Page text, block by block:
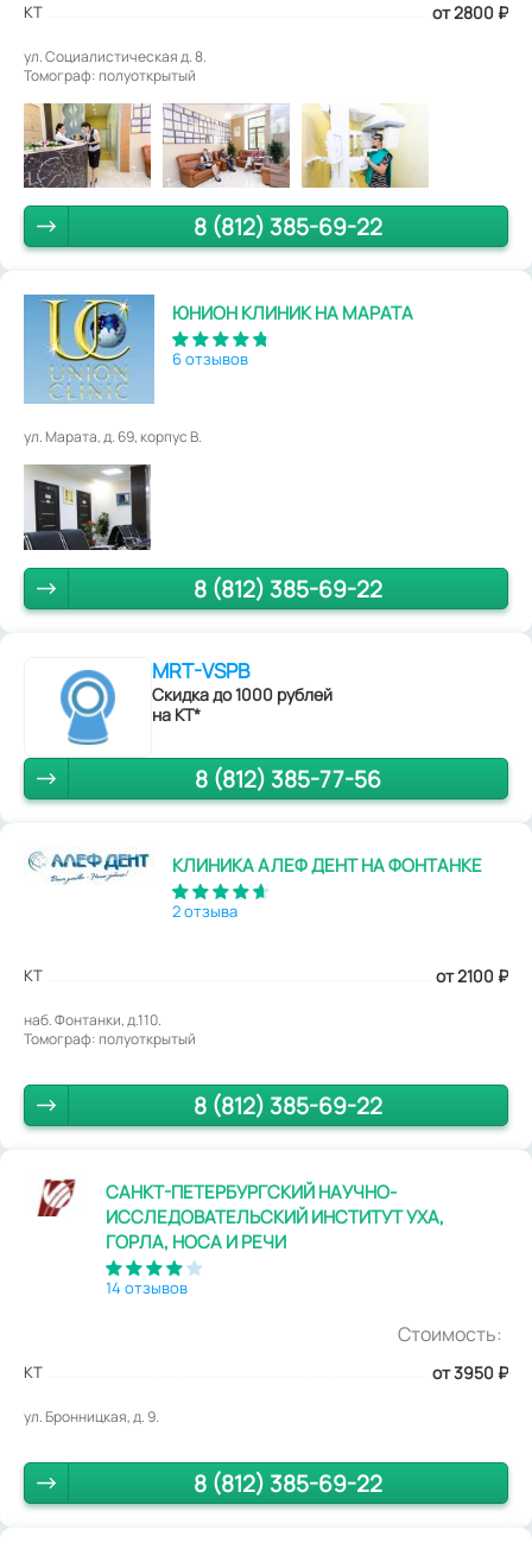
КТ от 2800 ₽
ул. Социалистическая д. 8.
Томограф: полуоткрытый
8 (812) 385-69-22
ЮНИОН КЛИНИК НА МАРАТА
6 отзывов
ул. Марата, д. 69, корпус В.
8 (812) 385-69-22
MRT-VSPB
Скидка до 1000 рублей
на КТ*
8 (812) 385-77-56
КЛИНИКА АЛЕФ ДЕНТ НА ФОНТАНКЕ
2 отзыва
КТ от 2100 ₽
наб. Фонтанки, д.110.
Томограф: полуоткрытый
8 (812) 385-69-22
САНКТ-ПЕТЕРБУРГСКИЙ НАУЧНО-
ИССЛЕДОВАТЕЛЬСКИЙ ИНСТИТУТ УХА,
ГОРЛА, НОСА И РЕЧИ
14 отзывов
Стоимость:
КТ от 3950 ₽
ул. Бронницкая, д. 9.
8 (812) 385-69-22